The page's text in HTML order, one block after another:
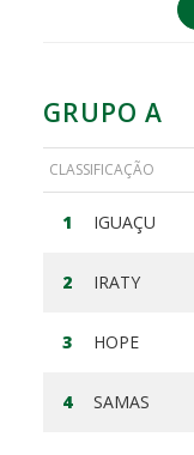
GRUPO A
CLASSIFICAÇÃO
1 IGUAÇU
2 IRATY
3 HOPE
4 SAMAS